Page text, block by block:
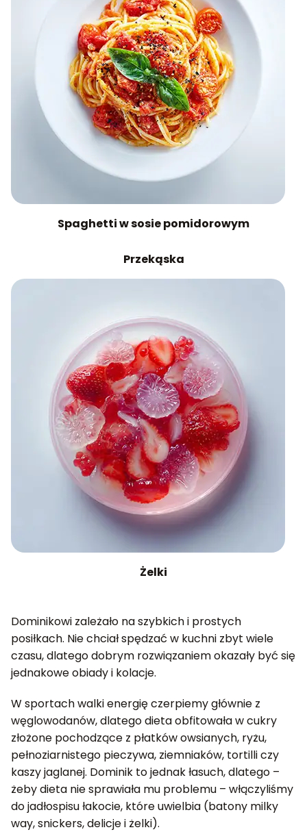
Spaghetti w sosie pomidorowym
Przekąska
Żelki
Dominikowi zależało na szybkich i prostych
posiłkach. Nie chciał spędzać w kuchni zbyt wiele
czasu, dlatego dobrym rozwiązaniem okazały być się
jednakowe obiady i kolacje.
W sportach walki energię czerpiemy głównie z
węglowodanów, dlatego dieta obfitowała w cukry
złożone pochodzące z płatków owsianych, ryżu,
pełnoziarnistego pieczywa, ziemniaków, tortilli czy
kaszy jaglanej. Dominik to jednak łasuch, dlatego –
żeby dieta nie sprawiała mu problemu – włączyliśmy
do jadłospisu łakocie, które uwielbia (batony milky
way, snickers, delicje i żelki).